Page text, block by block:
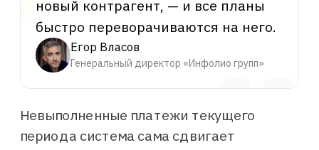
Невыполненные платежи текущего
периода система сама сдвигает
за небольшие деньги, который
позволяет всем общаться в едином